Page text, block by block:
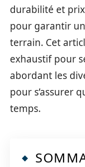
durabilité et
pour garantir
terrain. Cet
exhaustif pour
abordant les
pour s’assurer
temps.